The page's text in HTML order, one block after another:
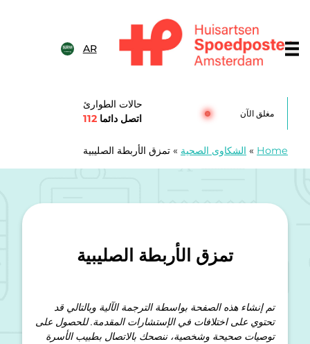
AR
مغلق الآن
حالات الطوارئ
اتصل دائما 112
Home
» الشكاوى الصحية » تمزق الأربطة الصليبية
تمزق الأربطة الصليبية
تم إنشاء هذه الصفحة بواسطة الترجمة الآلية وبالتالي قد
تحتوي على اختلافات في الإستشارات المقدمة. للحصول على
توصيات صحيحة وشخصية، ننصحك بالاتصال بطبيب الأسرة